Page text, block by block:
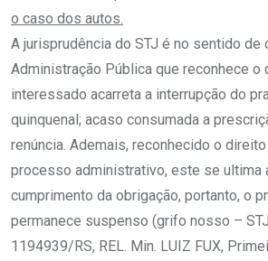
o caso dos autos.
A jurisprudência do STJ é no sentido de
Administração Pública que reconhece o
interessado acarreta a interrupção do
quinquenal; acaso consumada a
renúncia. Ademais, reconhecido o
processo administrativo, este se ultima
cumprimento da obrigação, portanto, o
permanece suspenso (grifo nosso –
1194939/RS, REL. Min. LUIZ FUX,